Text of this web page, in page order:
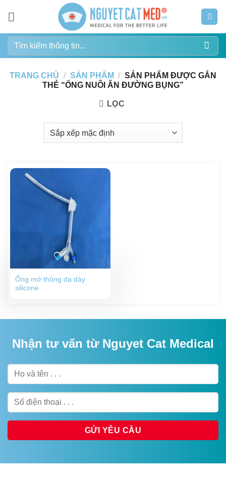
dung
Tìm
kiếm:
TRANG CHỦ / SẢN PHẨM / SẢN PHẨM ĐƯỢC GẮN
THẺ “ỐNG NUÔI ĂN ĐƯỜNG BỤNG”
LỌC
Ống mở thông dạ dày
silicone
Nhận tư vấn từ Nguyet Cat Medical